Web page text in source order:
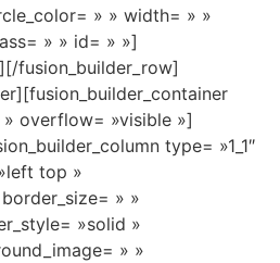
» » width= » »
» » id= » »]
fusion_builder_row]
overflow= »visible »]
type= »1_1″
top »
» »
»solid »
» »